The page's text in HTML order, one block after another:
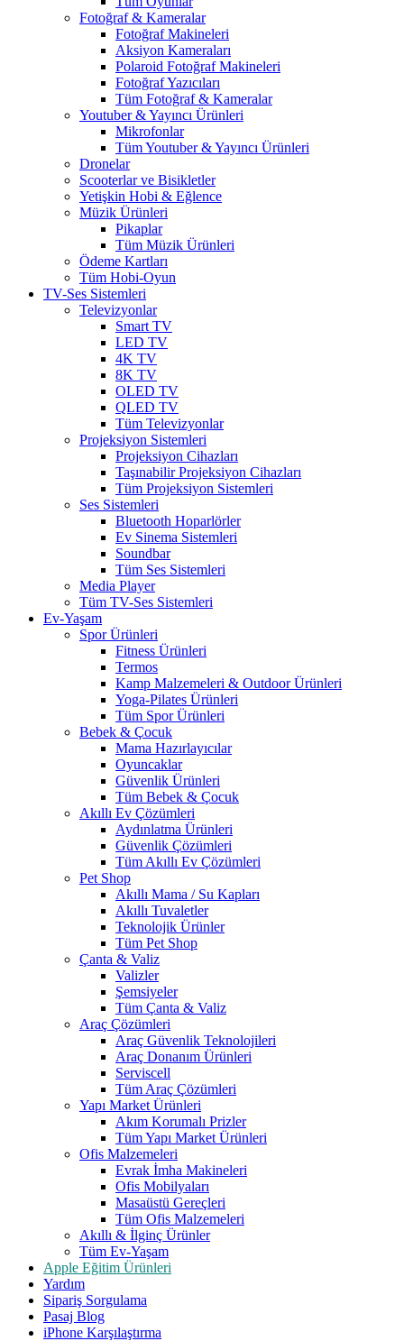
Fotoğraf & Kameralar
Fotoğraf Makineleri
Aksiyon Kameraları
Polaroid Fotoğraf Makineleri
Fotoğraf Yazıcıları
Tüm Fotoğraf & Kameralar
Youtuber & Yayıncı Ürünleri
Mikrofonlar
Tüm Youtuber & Yayıncı Ürünleri
Dronelar
Scooterlar ve Bisikletler
Yetişkin Hobi & Eğlence
Müzik Ürünleri
Pikaplar
Tüm Müzik Ürünleri
Ödeme Kartları
Tüm Hobi-Oyun
TV-Ses Sistemleri
Televizyonlar
Smart TV
LED TV
4K TV
8K TV
OLED TV
QLED TV
Tüm Televizyonlar
Projeksiyon Sistemleri
Projeksiyon Cihazları
Taşınabilir Projeksiyon Cihazları
Tüm Projeksiyon Sistemleri
Ses Sistemleri
Bluetooth Hoparlörler
Ev Sinema Sistemleri
Soundbar
Tüm Ses Sistemleri
Media Player
Tüm TV-Ses Sistemleri
Ev-Yaşam
Spor Ürünleri
Fitness Ürünleri
Termos
Kamp Malzemeleri & Outdoor Ürünleri
Yoga-Pilates Ürünleri
Tüm Spor Ürünleri
Bebek & Çocuk
Mama Hazırlayıcılar
Oyuncaklar
Güvenlik Ürünleri
Tüm Bebek & Çocuk
Akıllı Ev Çözümleri
Aydınlatma Ürünleri
Güvenlik Çözümleri
Tüm Akıllı Ev Çözümleri
Pet Shop
Akıllı Mama / Su Kapları
Akıllı Tuvaletler
Teknolojik Ürünler
Tüm Pet Shop
Çanta & Valiz
Valizler
Şemsiyeler
Tüm Çanta & Valiz
Araç Çözümleri
Araç Güvenlik Teknolojileri
Araç Donanım Ürünleri
Serviscell
Tüm Araç Çözümleri
Yapı Market Ürünleri
Akım Korumalı Prizler
Tüm Yapı Market Ürünleri
Ofis Malzemeleri
Evrak İmha Makineleri
Ofis Mobilyaları
Masaüstü Gereçleri
Tüm Ofis Malzemeleri
Akıllı & İlginç Ürünler
Tüm Ev-Yaşam
Apple Eğitim Ürünleri
Yardım
Sipariş Sorgulama
Pasaj Blog
iPhone Karşılaştırma